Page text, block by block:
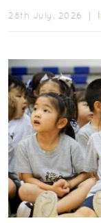
28th July, 2026 ｜